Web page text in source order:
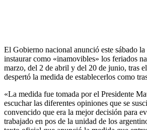
El Gobierno nacional anunció este sábado
instaurar como «inamovibles» los feriados
marzo, del 2 de abril y del 20 de junio, tras
despertó la medida de establecerlos como
«La medida fue tomada por el Presidente
escuchar las diferentes opiniones que se
convencido que era la mejor decisión para
trabajado en pos de la unidad de los